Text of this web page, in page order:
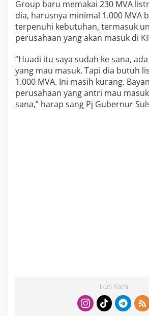
Group baru memakai 230 MVA
dia, harusnya minimal 1.000 MVA
terpenuhi kebutuhan, termasuk
perusahaan yang akan masuk di
“Huadi itu saya sudah ke sana,
yang mau masuk. Tapi dia butuh
1.000 MVA. Ini masih kurang.
perusahaan yang antri mau
sana,” harap sang Pj Gubernur
Ikuti Kami